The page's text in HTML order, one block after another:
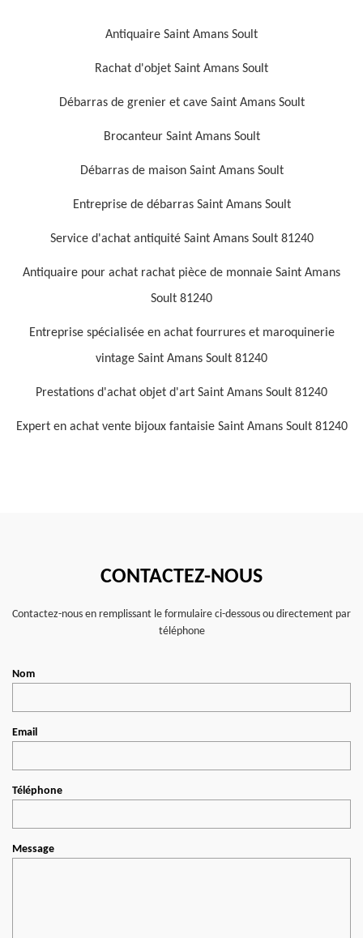
Antiquaire Saint Amans Soult
Rachat d'objet Saint Amans Soult
Débarras de grenier et cave Saint Amans Soult
Brocanteur Saint Amans Soult
Débarras de maison Saint Amans Soult
Entreprise de débarras Saint Amans Soult
Service d'achat antiquité Saint Amans Soult 81240
Antiquaire pour achat rachat pièce de monnaie Saint Amans
Soult 81240
Entreprise spécialisée en achat fourrures et maroquinerie
vintage Saint Amans Soult 81240
Prestations d'achat objet d'art Saint Amans Soult 81240
Expert en achat vente bijoux fantaisie Saint Amans Soult 81240
CONTACTEZ-NOUS
Contactez-nous en remplissant le formulaire ci-dessous ou directement par
téléphone
Nom
Email
Téléphone
Message